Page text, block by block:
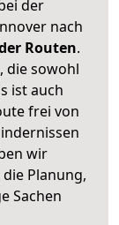
der
nach
Routen.
die sowohl
ist auch
frei von
wir
Planung,
Sachen